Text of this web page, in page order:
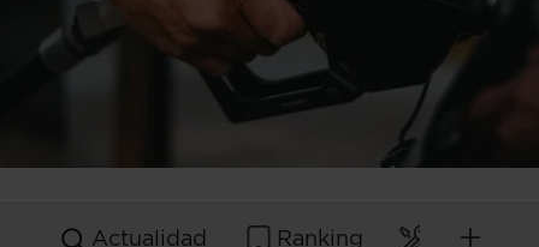
Actualidad Ranking